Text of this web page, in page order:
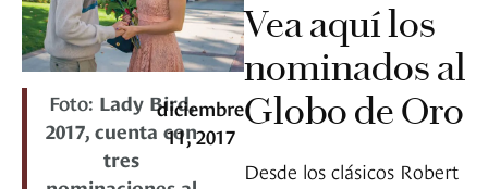
Foto: Lady Bird,
2017, cuenta con
tres
diciembre
11, 2017
Vea aquí los
nominados al
Globo de Oro
Desde los clásicos Robert